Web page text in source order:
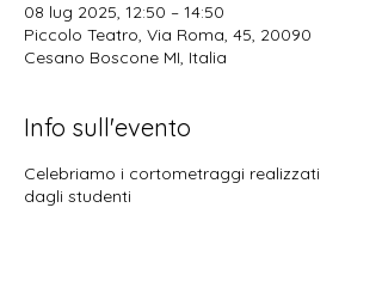
08 lug 2025, 12:50 – 14:50
Piccolo Teatro, Via Roma, 45, 20090
Cesano Boscone MI, Italia
Info sull'evento
Celebriamo i cortometraggi realizzati
dagli studenti